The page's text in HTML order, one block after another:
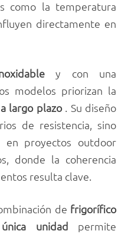
como la temperatura
directamente en
y con una
modelos priorizan la
largo plazo . Su diseño
de resistencia, sino
en proyectos outdoor
donde la coherencia
resulta clave.
de frigorífico
unidad permite